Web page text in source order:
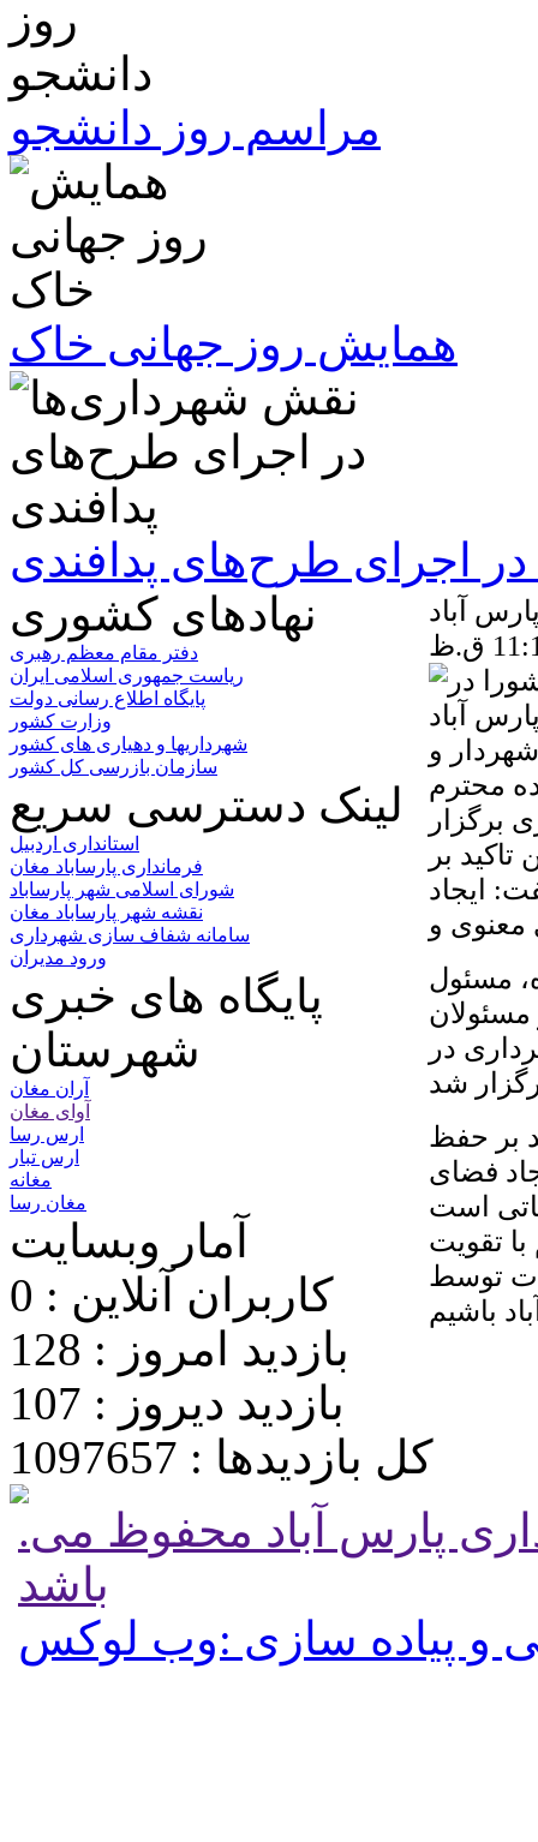
مراسم روز دانشجو
همایش روز جهانی خاک
اجرای طرح‌های پدافندی
آباد
و
محترم
برگزار
بر
ایجاد
مسئول
در
شد
بر حفظ
فضای
است
با تقویت
توسط
باشیم
نهادهای کشوری
دفتر مقام معظم رهبری
ریاست جمهوری اسلامی ایران
پایگاه اطلاع رسانی دولت
وزارت کشور
شهرداریها و دهیاری های کشور
سازمان بازرسی کل کشور
لینک دسترسی سریع
استانداری اردبیل
فرمانداری پارساباد مغان
شورای اسلامی شهر پارساباد
نقشه شهر پارساباد مغان
سامانه شفاف سازی شهرداری
ورود مدیران
پایگاه های خبری
شهرستان
آران مغان
آوای مغان
ارس رسا
ارس تبار
مغانه
مغان رسا
آمار وبسایت
کاربران آنلاین : 0
بازدید امروز : 128
بازدید دیروز : 107
کل بازدیدها : 1097657
.تمامی حقوق برای پایگاه شهرداری پارس آباد محفوظ می
باشد
و پیاده سازی :وب لوکس